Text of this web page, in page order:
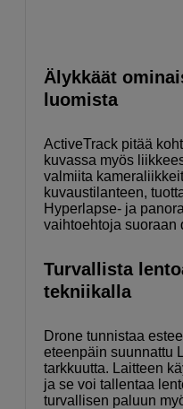
Älykkäät
luomista
ActiveTrack pitää
kuvassa myös
valmiita
kuvaustilanteen,
Hyperlapse- ja
vaihtoehtoja suoraan
Turvallista
tekniikalla
Drone tunnistaa
eteenpäin suunnattu
tarkkuutta. Laitteen
ja se voi tallentaa
turvallisen paluun